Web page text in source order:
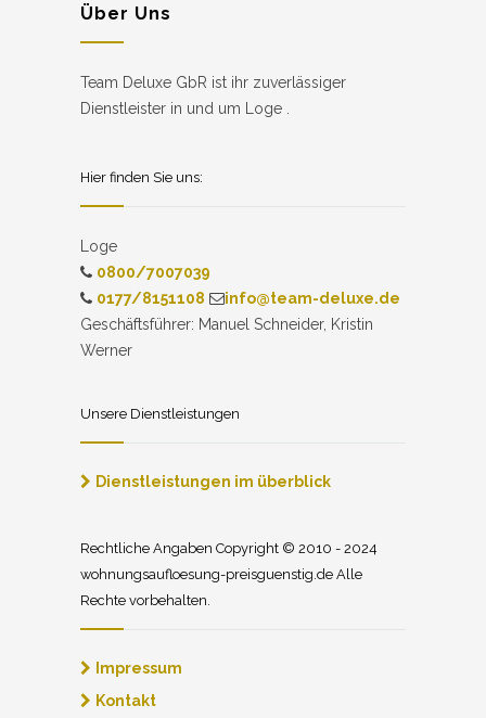
Über Uns
Team Deluxe GbR ist ihr zuverlässiger
Dienstleister in und um Loge .
Hier finden Sie uns:
Loge
0800/7007039
0177/8151108
info@team-deluxe.de
Geschäftsführer: Manuel Schneider, Kristin
Werner
Unsere Dienstleistungen
Dienstleistungen im überblick
Rechtliche Angaben Copyright © 2010 - 2024
wohnungsaufloesung-preisguenstig.de Alle
Rechte vorbehalten.
Impressum
Kontakt